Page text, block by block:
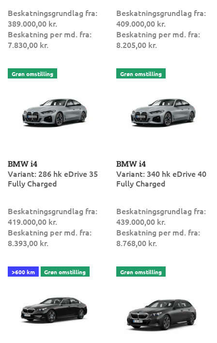
Beskatningsgrundlag fra:
389.000,00 kr.
Beskatning per md. fra:
7.830,00 kr.
Beskatningsgrundlag fra:
409.000,00 kr.
Beskatning per md. fra:
8.205,00 kr.
BMW i4
Variant: 286 hk eDrive 35
Fully Charged
Beskatningsgrundlag fra:
419.000,00 kr.
Beskatning per md. fra:
8.393,00 kr.
BMW i4
Variant: 340 hk eDrive 40
Fully Charged
Beskatningsgrundlag fra:
439.000,00 kr.
Beskatning per md. fra:
8.768,00 kr.